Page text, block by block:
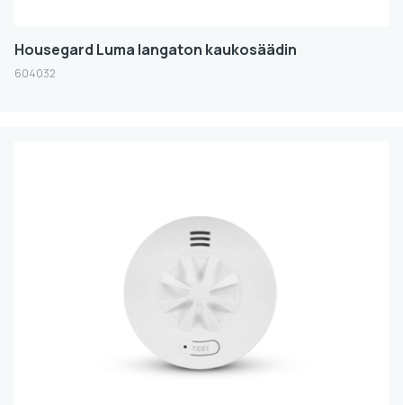
Housegard Luma langaton kaukosäädin
604032